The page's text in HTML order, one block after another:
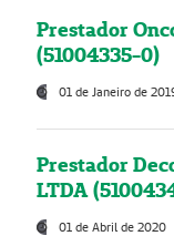
Prestador
(51004335-0)
01 de Janeiro de
Prestador
LTDA
01 de Abril de 2020